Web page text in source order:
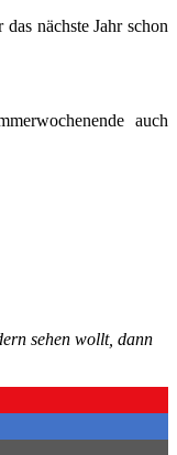
nächste Jahr schon
auch
sehen wollt, dann